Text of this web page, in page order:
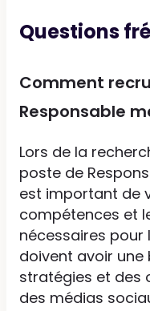
Questions
Comment
Responsable
Lors de la
poste de
est important de
compétences et
nécessaires pour
doivent avoir
stratégies et des
des médias